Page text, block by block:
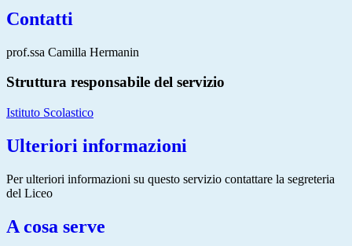
Contatti
prof.ssa Camilla Hermanin
Struttura responsabile del servizio
Istituto Scolastico
Ulteriori informazioni
Per ulteriori informazioni su questo servizio contattare la segreteria
del Liceo
A cosa serve